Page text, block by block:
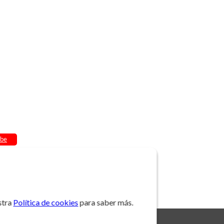
Política de cookiespara saber más.